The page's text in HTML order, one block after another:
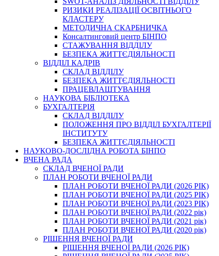
РИЗИКИ РЕАЛІЗАЦІЇ ОСВІТНЬОГО
КЛАСТЕРУ
МЕТОДИЧНА СКАРБНИЧКА
Консалтинговий центр БІНПО
СТАЖУВАННЯ ВІДДІЛУ
БЕЗПЕКА ЖИТТЄДІЯЛЬНОСТІ
ВІДДІЛ КАДРІВ
СКЛАД ВІДДІЛУ
БЕЗПЕКА ЖИТТЄДІЯЛЬНОСТІ
ПРАЦЕВЛАШТУВАННЯ
НАУКОВА БІБЛІОТЕКА
БУХГАЛТЕРІЯ
СКЛАД ВІДДІЛУ
ПОЛОЖЕННЯ ПРО ВІДДІЛ БУХГАЛТЕРІЇ
ІНСТИТУТУ
БЕЗПЕКА ЖИТТЄДІЯЛЬНОСТІ
НАУКОВО-ДОСЛІДНА РОБОТА БІНПО
ВЧЕНА РАДА
СКЛАД ВЧЕНОЇ РАДИ
ПЛАН РОБОТИ ВЧЕНОЇ РАДИ
ПЛАН РОБОТИ ВЧЕНОЇ РАДИ (2026 РІК)
ПЛАН РОБОТИ ВЧЕНОЇ РАДИ (2025 РІК)
ПЛАН РОБОТИ ВЧЕНОЇ РАДИ (2023 РІК)
ПЛАН РОБОТИ ВЧЕНОЇ РАДИ (2022 рік)
ПЛАН РОБОТИ ВЧЕНОЇ РАДИ (2021 рік)
ПЛАН РОБОТИ ВЧЕНОЇ РАДИ (2020 рік)
РІШЕННЯ ВЧЕНОЇ РАДИ
РІШЕННЯ ВЧЕНОЇ РАДИ (2026 РІК)